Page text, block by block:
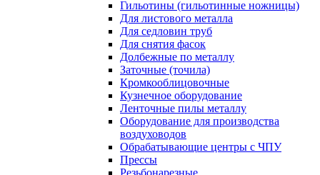
Гильотины (гильотинные ножницы)
Для листового металла
Для седловин труб
Для снятия фасок
Долбежные по металлу
Заточные (точила)
Кромкооблицовочные
Кузнечное оборудование
Ленточные пилы металлу
Оборудование для производства
воздуховодов
Обрабатывающие центры с ЧПУ
Прессы
Резьбонарезные